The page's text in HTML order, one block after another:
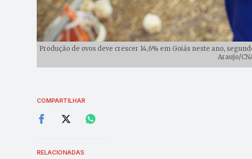
Produção de ovos deve crescer 14,6% em Goiás neste ano,
Araujo/
COMPARTILHAR
RELACIONADAS